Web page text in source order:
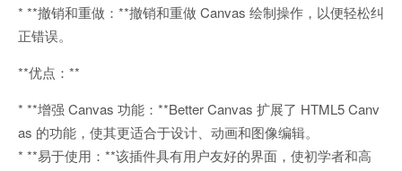
* **撤销和重做：**撤销和重做 Canvas 绘制操作，以便轻松纠
正错误。
**优点：**
* **增强 Canvas 功能：**Better Canvas 扩展了 HTML5 Canv
as 的功能，使其更适合于设计、动画和图像编辑。
* **易于使用：**该插件具有用户友好的界面，使初学者和高